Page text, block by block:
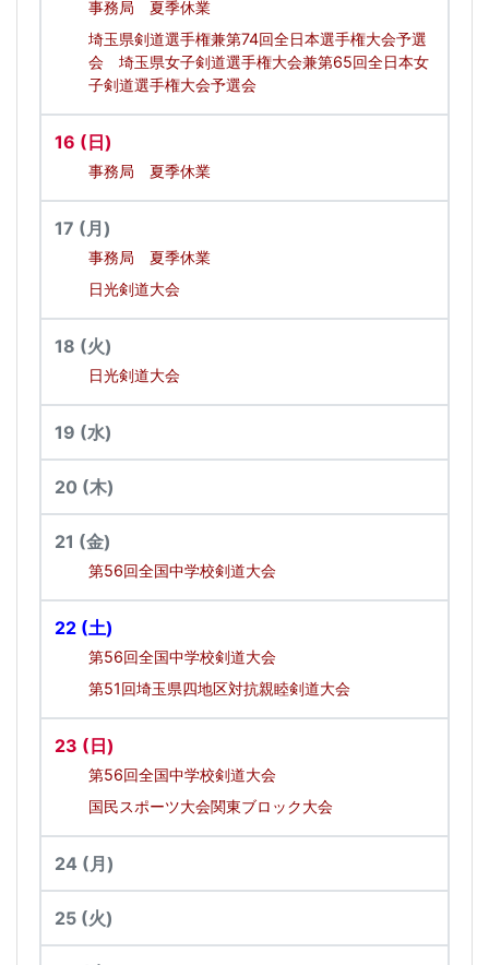
事務局 夏季休業
埼玉県剣道選手権兼第74回全日本選手権大会予選
会 埼玉県女子剣道選手権大会兼第65回全日本女
子剣道選手権大会予選会
16 (日)
事務局 夏季休業
17 (月)
事務局 夏季休業
日光剣道大会
18 (火)
日光剣道大会
19 (水)
20 (木)
21 (金)
第56回全国中学校剣道大会
22 (土)
第56回全国中学校剣道大会
第51回埼玉県四地区対抗親睦剣道大会
23 (日)
第56回全国中学校剣道大会
国民スポーツ大会関東ブロック大会
24 (月)
25 (火)